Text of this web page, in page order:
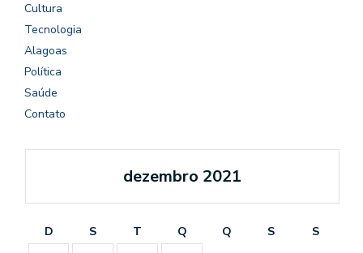
Cultura
Tecnologia
Alagoas
Política
Saúde
Contato
dezembro 2021
D S T Q Q S
S